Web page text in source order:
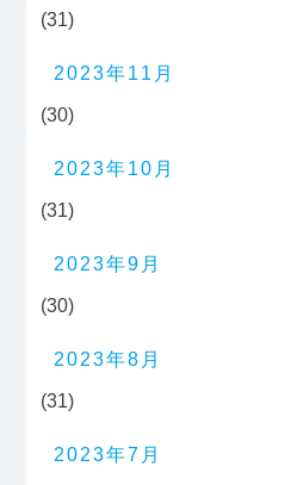
(31)
2023年11月
(30)
2023年10月
(31)
2023年9月
(30)
2023年8月
(31)
2023年7月